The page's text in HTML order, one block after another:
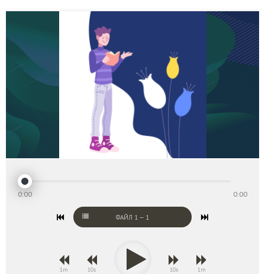
0:00 0:00
ФАЙЛ 1 — 1
1m 10s 10s 1m